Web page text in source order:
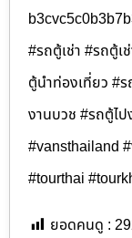
#รถตู้เช่า #รถตู้เ
ตู้นำท่องเที่ยว #
งานบวช #รถตู้ไ
#vansthailand
#tourthai
ยอดคนดู :